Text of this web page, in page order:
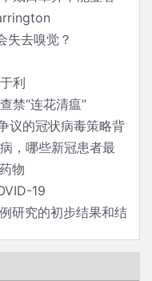
失去嗅觉？
利
禁“连花清瘟”
议的冠状病毒策略背
，哪些新冠患者最
物
19
研究的初步结果和结